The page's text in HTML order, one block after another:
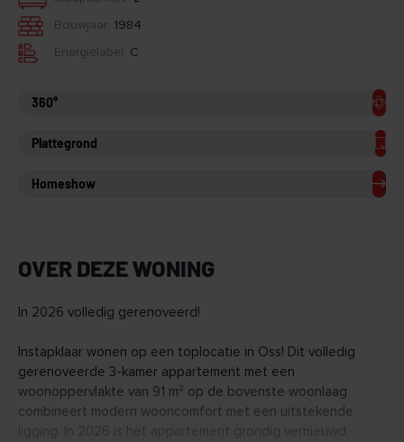
Bouwjaar: 1984
Energielabel: C
360°
Plattegrond
Homeshow
OVER DEZE WONING
In 2026 volledig gerenoveerd!
Instapklaar wonen op een toplocatie in Oss! Dit volledig
gerenoveerde 3-kamer appartement met een
woonoppervlakte van 91 m² op de bovenste woonlaag
combineert modern wooncomfort met een uitstekende
ligging. In 2026 is het appartement grondig vernieuwd,